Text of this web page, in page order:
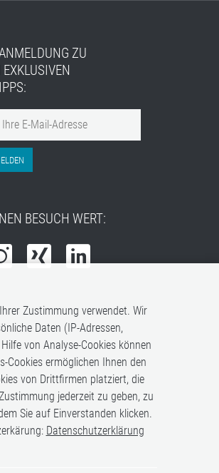
ZU
BESUCH WERT:
Zustimmung verwendet. Wir
Daten (IP-Adressen,
von Analyse-Cookies können
Cookies ermöglichen Ihnen den
von Drittfirmen platziert, die
jederzeit zu geben, zu
Sie auf Einverstanden klicken.
Datenschutzerklärung